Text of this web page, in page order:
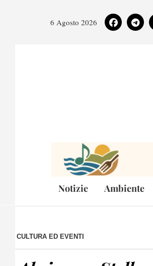
6 Agosto 2026
Notizie Ambiente
CULTURA ED EVENTI